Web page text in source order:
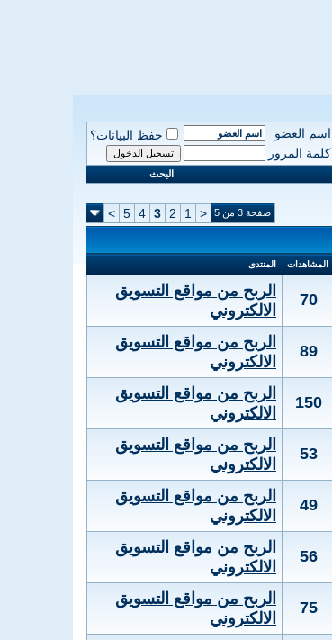
اسم العضو
حفظ البيانات؟
كلمة المرور
البحث
صفحة 3 من 5 <
1
2
3
4
5
>
المشاهدات المنتدى
70
الربح من مواقع التسويق
الالكتروني
89
الربح من مواقع التسويق
الالكتروني
150
الربح من مواقع التسويق
الالكتروني
53
الربح من مواقع التسويق
الالكتروني
49
الربح من مواقع التسويق
الالكتروني
56
الربح من مواقع التسويق
الالكتروني
75
الربح من مواقع التسويق
الالكتروني